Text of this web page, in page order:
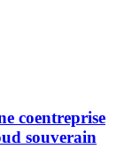
coentreprise
souverain